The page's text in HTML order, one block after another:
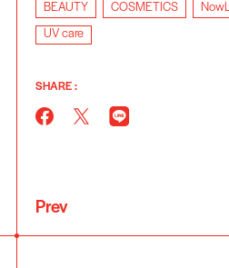
BEAUTY COSMETICS
UV care
SHARE :
Prev